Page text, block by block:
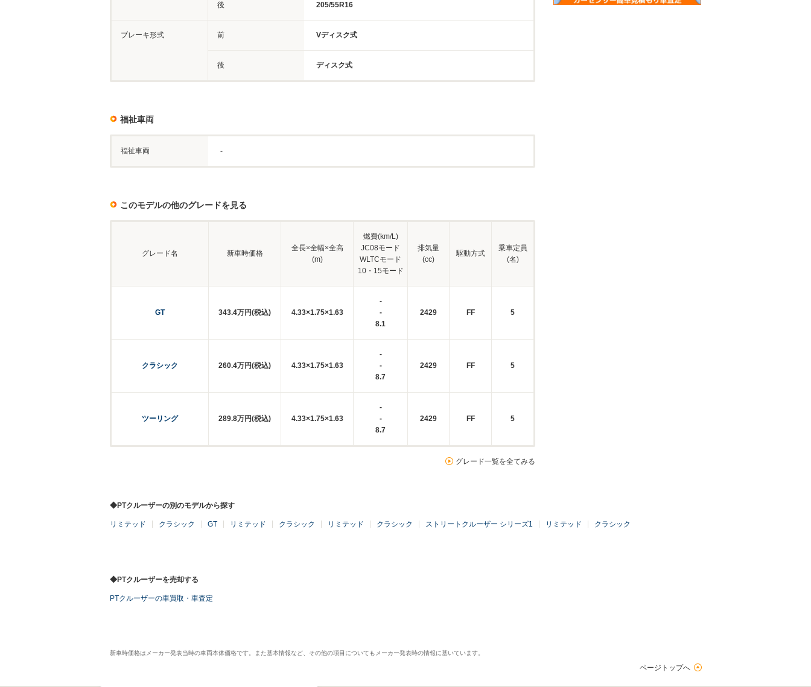
後 205/55R16
ブレーキ形式 前 Vディスク式
後 ディスク式
福祉車両
福祉車両 -
このモデルの他のグレードを見る
グレード名 新車時価格
全長×全幅×全高
(m)
燃費(km/L)
JC08モード
WLTCモード
10・15モード
排気量
(cc)
駆動方式
乗車定員
(名)
GT 343.4万円(税込) 4.33×1.75×1.63
-
-
8.1
2429 FF 5
クラシック 260.4万円(税込) 4.33×1.75×1.63
-
-
8.7
2429 FF 5
ツーリング 289.8万円(税込) 4.33×1.75×1.63
-
-
8.7
2429 FF 5
グレード一覧を全てみる
◆PTクルーザーの別のモデルから探す
リミテッド クラシック GT リミテッド クラシック リミテッド クラシック ストリートクルーザー シリーズ1 リミテッド クラシック
◆PTクルーザーを売却する
PTクルーザーの車買取・車査定
新車時価格はメーカー発表当時の車両本体価格です。また基本情報など、その他の項目についてもメーカー発表時の情報に基いています。
ページトップへ